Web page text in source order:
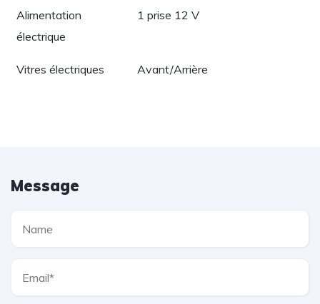
Alimentation
électrique
1 prise 12 V
Vitres électriques Avant/Arrière
Message